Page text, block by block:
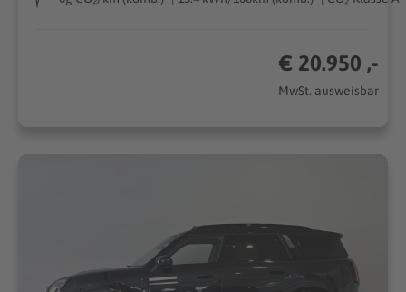
€ 20.950 ,-
MwSt. ausweisbar